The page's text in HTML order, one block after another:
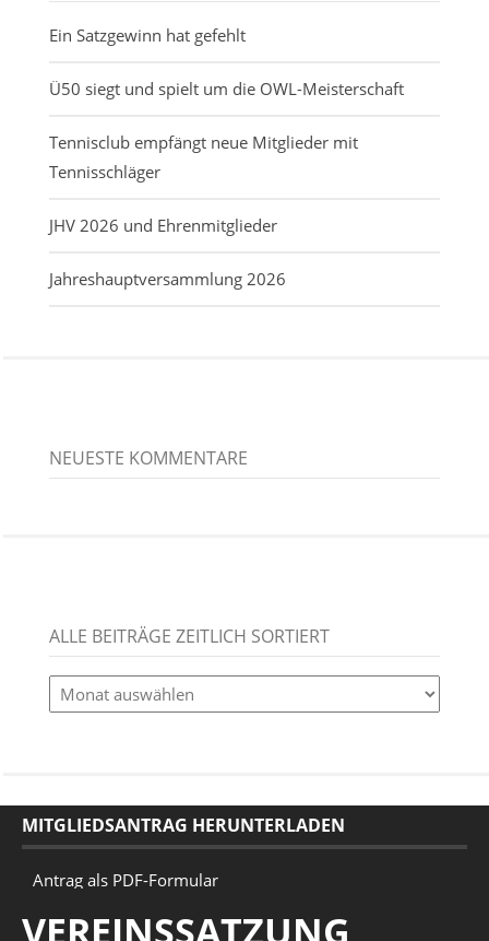
Ein Satzgewinn hat gefehlt
Ü50 siegt und spielt um die OWL-Meisterschaft
Tennisclub empfängt neue Mitglieder mit
Tennisschläger
JHV 2026 und Ehrenmitglieder
Jahreshauptversammlung 2026
NEUESTE KOMMENTARE
ALLE BEITRÄGE ZEITLICH SORTIERT
alle
Beiträge
zeitlich
MITGLIEDSANTRAG HERUNTERLADEN
Antrag als PDF-Formular
VEREINSSATZUNG